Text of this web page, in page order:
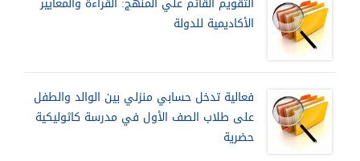
الأكاديمية للدولة
فعالية تدخل حسابي منزلي بين الوالد والطفل
على طلاب الصف الأول في مدرسة كاثوليكية
حضرية